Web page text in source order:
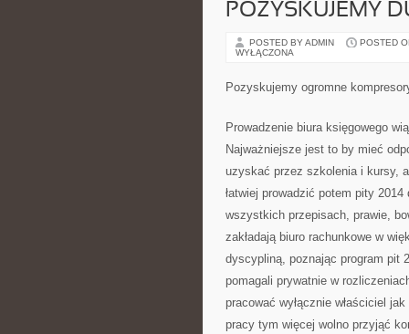
POZYSKUJEMY
POSTED BY ADMIN POSTED
WYŁĄCZONA
Pozyskujemy ogromne
Prowadzenie biura księgowego
Najważniejsze jest to by mieć
uzyskać przez szkolenia i kursy,
łatwiej prowadzić potem pity
wszystkich przepisach, prawie,
zakładają biuro rachunkowe w
dyscypliną, poznając program pit
pomagali prywatnie w
pracować wyłącznie właściciel
pracy tym więcej wolno przyjąć